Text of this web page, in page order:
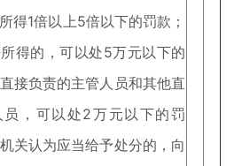
得1倍以上5倍以下的罚款；
得的，可以处5万元以下的
接负责的主管人员和其他直
员，可以处2万元以下的罚
关认为应当给予处分的，向